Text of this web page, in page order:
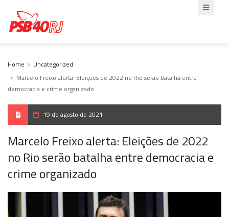
Home
Uncategorized
Marcelo Freixo alerta: Eleições de 2022 no Rio serão batalha entre
democracia e crime organizado
19 de agosto de 2021
Marcelo Freixo alerta: Eleições de 2022
no Rio serão batalha entre democracia e
crime organizado